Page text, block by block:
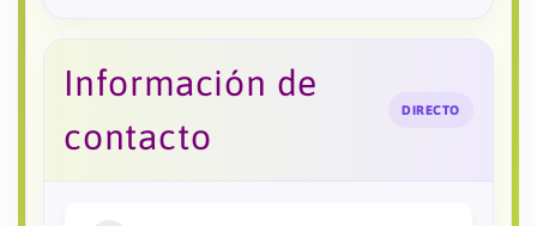
Información de
contacto
DIRECTO